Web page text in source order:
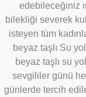
edebileceğiniz
bilekliği severek
isteyen tüm
beyaz taşlı Su
beyaz taşlı su
sevgililer günü
günlerde tercih